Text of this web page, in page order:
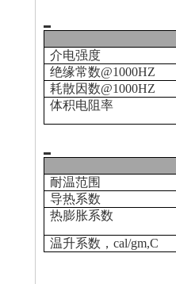
介电强度
绝缘常数@1000HZ
耗散因数@1000HZ
体积电阻率
耐温范围
导热系数
热膨胀系数
温升系数，cal/gm,C